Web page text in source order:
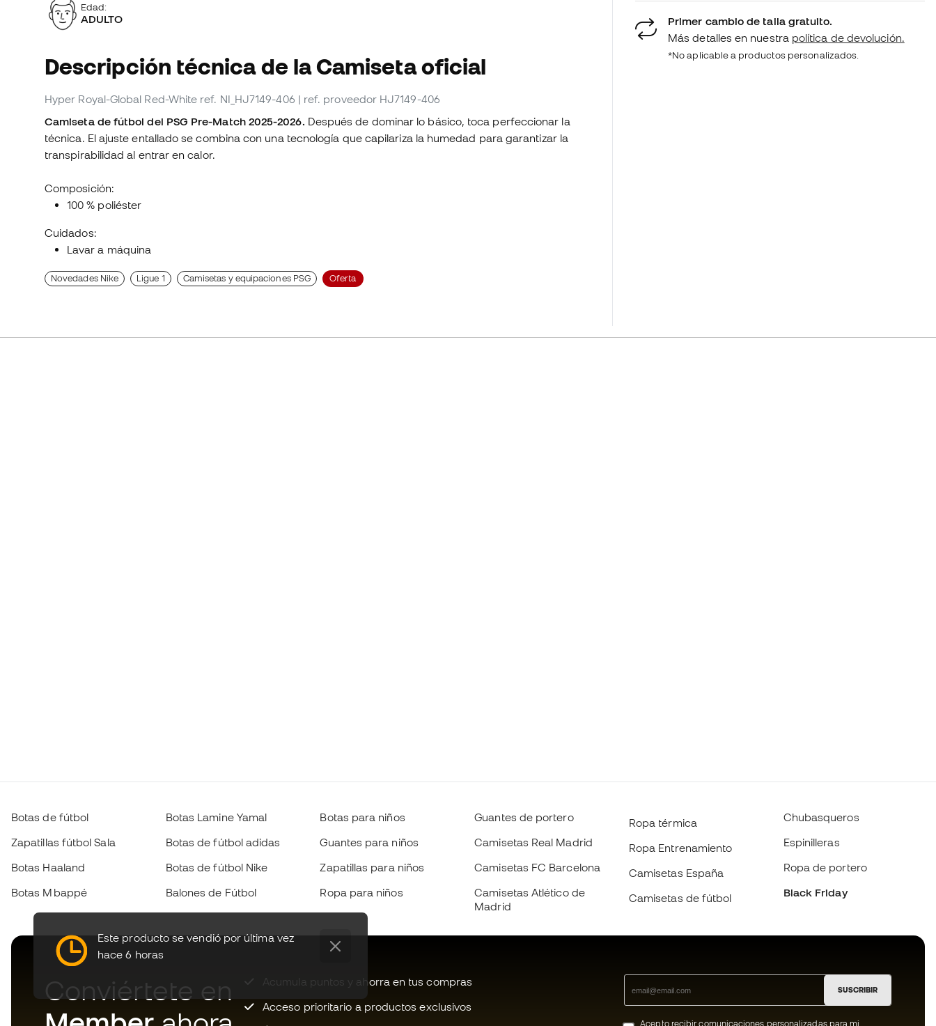
Edad:
ADULTO
Descripción técnica de la Camiseta oficial
Hyper Royal-Global Red-White ref. NI_HJ7149-406 | ref. proveedor HJ7149-406
Camiseta de fútbol del PSG Pre-Match 2025-2026. Después de dominar lo básico, toca perfeccionar la
técnica. El ajuste entallado se combina con una tecnología que capilariza la humedad para garantizar la
transpirabilidad al entrar en calor.
Composición:
100 % poliéster
Cuidados:
Lavar a máquina
Novedades Nike Ligue 1 Camisetas y equipaciones PSG Oferta
Primer cambio de talla gratuito.
Más detalles en nuestra política de devolución.
*No aplicable a productos personalizados.
Este producto se vendió por última vez
hace 6 horas
Botas de fútbol
Zapatillas fútbol Sala
Botas Haaland
Botas Mbappé
Botas Lamine Yamal
Botas de fútbol adidas
Botas de fútbol Nike
Balones de Fútbol
Botas para niños
Guantes para niños
Zapatillas para niños
Ropa para niños
Guantes de portero
Camisetas Real Madrid
Camisetas FC Barcelona
Camisetas Atlético de
Madrid
Ropa térmica
Ropa Entrenamiento
Camisetas España
Camisetas de fútbol
Chubasqueros
Espinilleras
Ropa de portero
Black Friday
Conviértete en
Acumula puntos y ahorra en tus compras
Acceso prioritario a productos exclusivos
SUSCRIBIR
Acepto recibir comunicaciones personalizadas para mi